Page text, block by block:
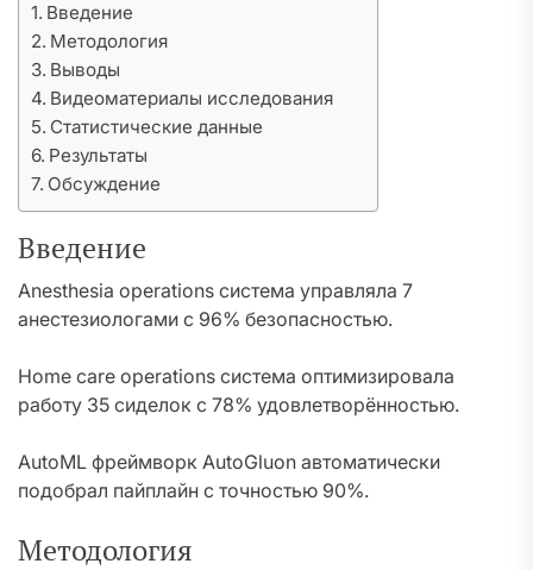
Введение
Методология
Выводы
Видеоматериалы исследования
Статистические данные
Результаты
Обсуждение
Введение
Anesthesia operations система управляла 7
анестезиологами с 96% безопасностью.
Home care operations система оптимизировала
работу 35 сиделок с 78% удовлетворённостью.
AutoML фреймворк AutoGluon автоматически
подобрал пайплайн с точностью 90%.
Методология